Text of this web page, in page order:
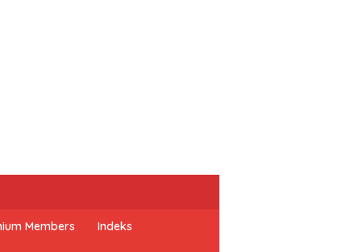
Members Indeks